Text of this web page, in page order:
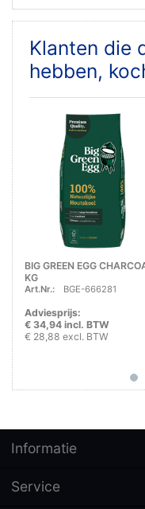
Klanten die
hebben,
BIG GREEN EGG
KG
Art.Nr.: BGE-666281
Adviesprijs:
€ 34,94 incl. BTW
€ 28,88 excl. BTW
Informatie
Service